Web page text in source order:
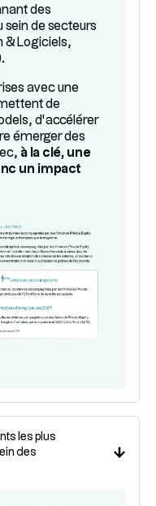
des
sein de secteurs
& Logiciels,
avec une
de
d’accélérer
émerger des
à la clé, une
un impact
les plus
des